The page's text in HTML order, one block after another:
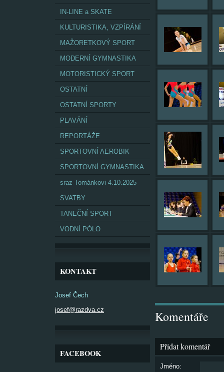
IN-LINE a SKATE
KULTURISTIKA, VZPÍRÁNÍ
MAŽORETKOVÝ SPORT
MODERNÍ GYMNASTIKA
MOTORISTICKÝ SPORT
OSTATNÍ
OSTATNÍ SPORTY
PLAVÁNÍ
REPORTÁŽE
SPORTOVNÍ AEROBIK
SPORTOVNÍ GYMNASTIKA
sraz Tománkovi 4.10.2025
SVATBY
TANEČNÍ SPORT
VODNÍ PÓLO
KONTAKT
Josef Čech
josef@razdva.cz
FACEBOOK
Komentáře
Přidat komentář
Jméno: